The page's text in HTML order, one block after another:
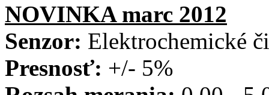
NOVINKA marc 2012
Senzor: Elektrochemické
Presnosť: +/- 5%